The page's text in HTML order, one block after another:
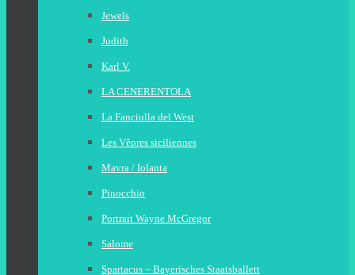
Jewels
Judith
Karl V.
LA CENERENTOLA
La Fanciulla del West
Les Vêpres siciliennes
Mavra / Iolanta
Pinocchio
Portrait Wayne McGregor
Salome
Spartacus – Bayerisches Staatsballett